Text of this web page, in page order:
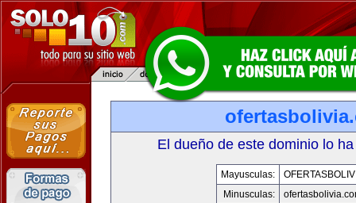
El dueño de este dominio lo
Mayusculas:
Minusculas: